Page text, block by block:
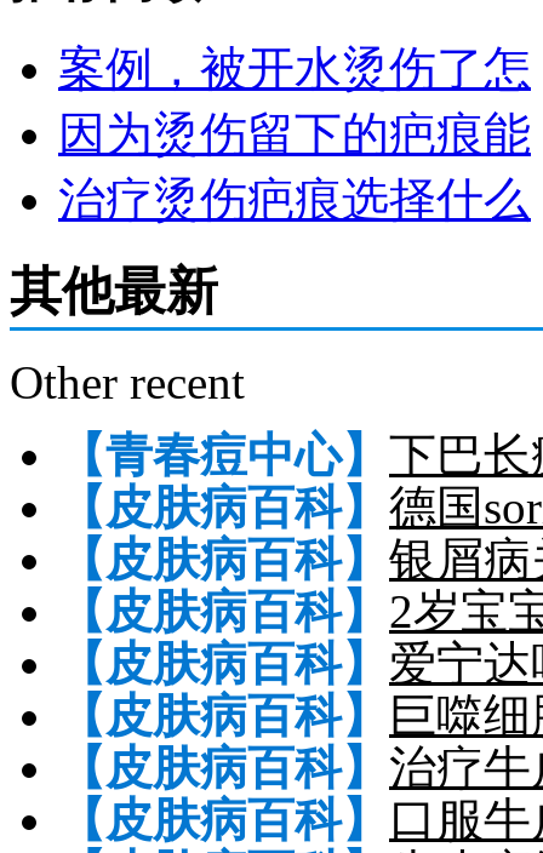
案例，被开水烫伤了怎
因为烫伤留下的疤痕能
治疗烫伤疤痕选择什么
其他最新
Other recent
【青春痘中心】 下巴
【皮肤病百科】 德国
【皮肤病百科】 银屑
【皮肤病百科】 2岁宝
【皮肤病百科】 爱宁
【皮肤病百科】
巨噬
【皮肤病百科】 治疗
【皮肤病百科】 口服